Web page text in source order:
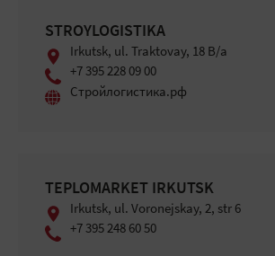
STROYLOGISTIKA
Irkutsk, ul. Traktovay, 18 B/a
+7 395 228 09 00
Стройлогистика.рф
TEPLOMARKET IRKUTSK
Irkutsk, ul. Voronejskay, 2, str 6
+7 395 248 60 50